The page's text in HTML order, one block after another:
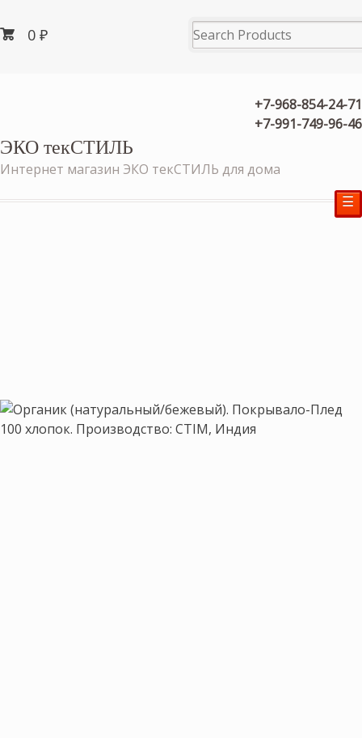
0₽
+7-968-854-24-71
+7-991-749-96-46
ЭКО текСТИЛЬ
Интернет магазин ЭКО текСТИЛЬ для дома
☰